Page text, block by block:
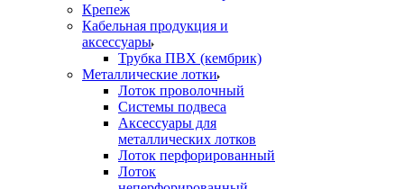
Крепеж
Кабельная продукция и
аксессуары
Трубка ПВХ (кембрик)
Металлические лотки
Лоток проволочный
Системы подвеса
Аксессуары для
металлических лотков
Лоток перфорированный
Лоток